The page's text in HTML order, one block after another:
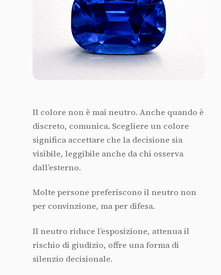
Il colore non è mai neutro. Anche quando è
discreto, comunica. Scegliere un colore
significa accettare che la decisione sia
visibile, leggibile anche da chi osserva
dall’esterno.
Molte persone preferiscono il neutro non
per convinzione, ma per difesa.
Il neutro riduce l’esposizione, attenua il
rischio di giudizio, offre una forma di
silenzio decisionale.